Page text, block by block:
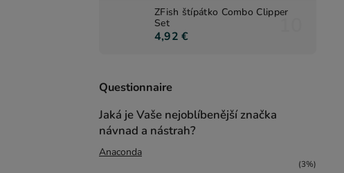
ZFish štípátko Combo Clipper
Set
4,92 €
Questionnaire
Jaká je Vaše nejoblíbenější značka
návnad a nástrah?
Anaconda
(3%)